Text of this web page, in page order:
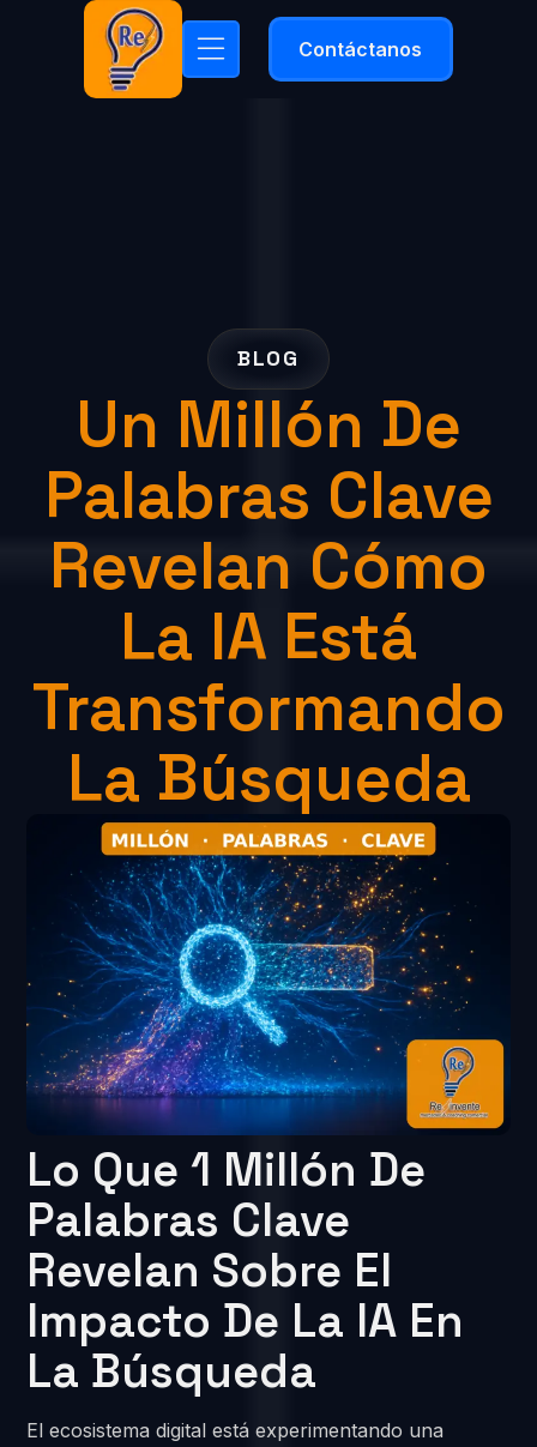
Contáctanos
BLOG
Un Millón De
Palabras Clave
Revelan Cómo
La IA Está
Transformando
La Búsqueda
Lo Que 1 Millón De
Palabras Clave
Revelan Sobre El
Impacto De La IA En
La Búsqueda
El ecosistema digital está experimentando una